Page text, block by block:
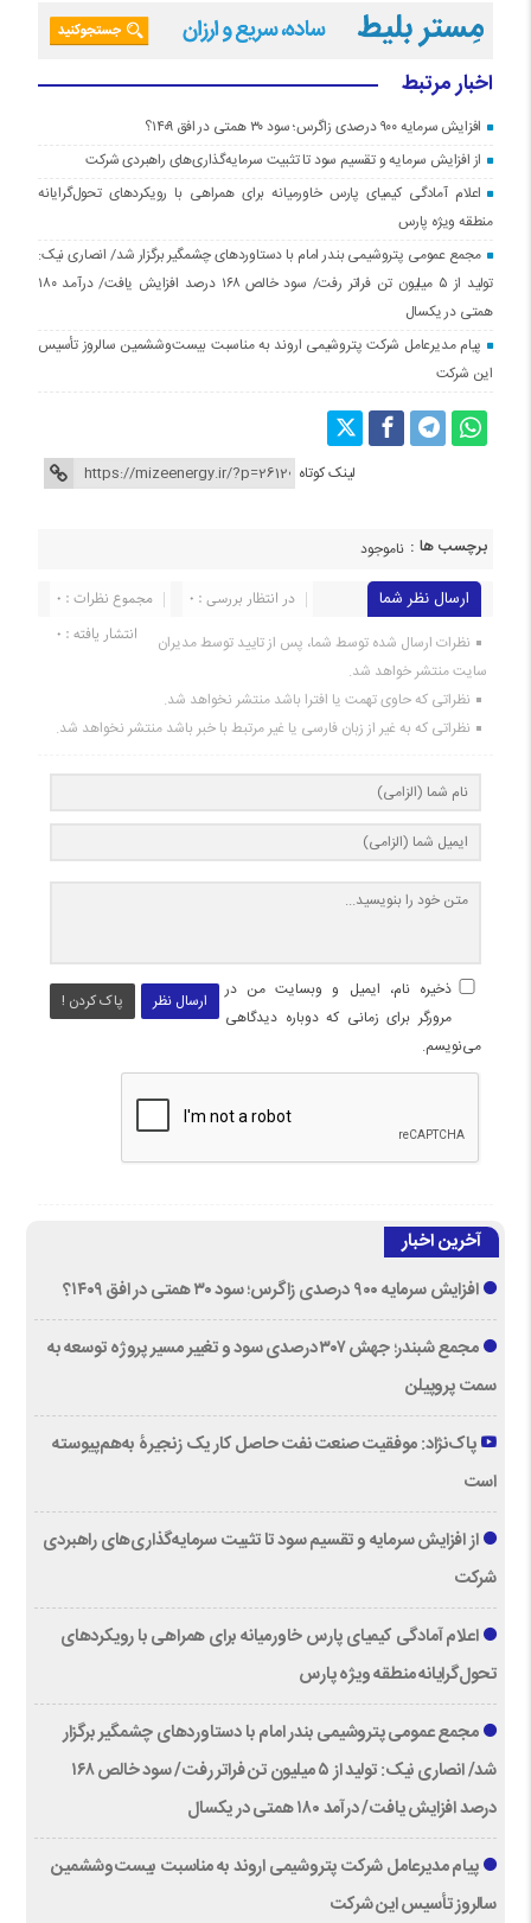
اخبار مرتبط
افزایش سرمایه ۹۰۰ درصدی زاگرس؛ سود ۳۰ همتی در افق ۱۴۰۹؟
از افزایش سرمایه و تقسیم سود تا تثبیت سرمایه‌گذاری‌های راهبردی شرکت
اعلام آمادگی کیمیای پارس خاورمیانه برای همراهی با رویکردهای تحول‌گرایانه
منطقه ویژه پارس
مجمع عمومی پتروشیمی بندر امام با دستاوردهای چشمگیر برگزار شد/ انصاری نیک:
تولید از ۵ میلیون تن فراتر رفت/ سود خالص ۱۶۸ درصد افزایش یافت/ درآمد ۱۸۰
همتی در یکسال
پیام مدیرعامل شرکت پتروشیمی اروند به مناسبت بیست‌و‌ششمین سالروز تأسیس
این شرکت
لینک کوتاه
برچسب ها : ناموجود
ارسال نظر شما مجموع نظرات : 0
در انتظار بررسی : 0
انتشار یافته : 0
نظرات ارسال شده توسط شما، پس از تایید توسط مدیران
سایت منتشر خواهد شد.
نظراتی که حاوی تهمت یا افترا باشد منتشر نخواهد شد.
نظراتی که به غیر از زبان فارسی یا غیر مرتبط با خبر باشد منتشر نخواهد شد.
ارسال نظر پاک کردن !
ذخیره نام، ایمیل و وبسایت من در
مرورگر برای زمانی که دوباره دیدگاهی
می‌نویسم.
آخرین اخبار
افزایش سرمایه ۹۰۰ درصدی زاگرس؛ سود ۳۰ همتی در افق ۱۴۰۹؟
مجمع شبندر؛ جهش ۳۰۷ درصدی سود و تغییر مسیر پروژه توسعه به
سمت پروپیلن
پاک‌نژاد: موفقیت صنعت نفت حاصل کار یک زنجیرۀ به‌هم‌پیوسته
است
از افزایش سرمایه و تقسیم سود تا تثبیت سرمایه‌گذاری‌های راهبردی
شرکت
اعلام آمادگی کیمیای پارس خاورمیانه برای همراهی با رویکردهای
تحول‌گرایانه منطقه ویژه پارس
مجمع عمومی پتروشیمی بندر امام با دستاوردهای چشمگیر برگزار
شد/ انصاری نیک: تولید از ۵ میلیون تن فراتر رفت/ سود خالص ۱۶۸
درصد افزایش یافت/ درآمد ۱۸۰ همتی در یکسال
پیام مدیرعامل شرکت پتروشیمی اروند به مناسبت بیست‌و‌ششمین
سالروز تأسیس این شرکت